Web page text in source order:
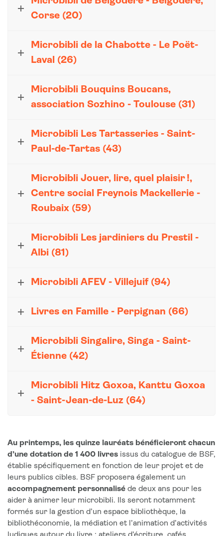
Corse (20)
Microbibli de la Chabotte - Le Poët-
Laval (26)
Microbibli Bouquins Boucans,
association Sozhino - Toulouse (31)
Microbibli Les Tartasseries - Saint-
Paul-de-Tartas (43)
Microbibli Jouer, lire, quel plaisir !,
Centre social Freynois Mackellerie -
Roubaix (59)
Microbibli Les jardiniers du Prestil -
Albi (81)
Microbibli AFEV - Villejuif (94)
Livres en Famille - Perpignan (66)
Microbibli Singalire, Singa - Saint-
Étienne (42)
Microbibli Hitz Goxoa, Kanttu Goxoa
- Saint-Jean-de-Luz (64)
Au printemps, les quinze lauréats bénéficieront chacun
d’une dotation de 1 400 livres issus du catalogue de BSF,
établie spécifiquement en fonction de leur projet et de
leurs publics cibles. BSF proposera également un
accompagnement personnalisé de deux ans pour les
aider à animer leur microbibli. Ils seront notamment
formés sur la gestion d’un espace bibliothèque, la
bibliothéconomie, la médiation et l’animation d’activités